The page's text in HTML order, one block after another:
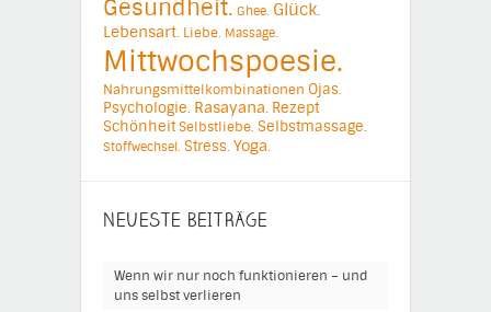
Gesundheit. Ghee. Glück.
Lebensart. Liebe. Massage.
Mittwochspoesie.
Nahrungsmittelkombinationen Ojas.
Psychologie. Rasayana. Rezept
SchönheitSelbstliebe. Selbstmassage.
Stoffwechsel. Stress.Yoga.
NEUESTE BEITRÄGE
Wenn wir nur noch funktionieren – und
uns selbst verlieren